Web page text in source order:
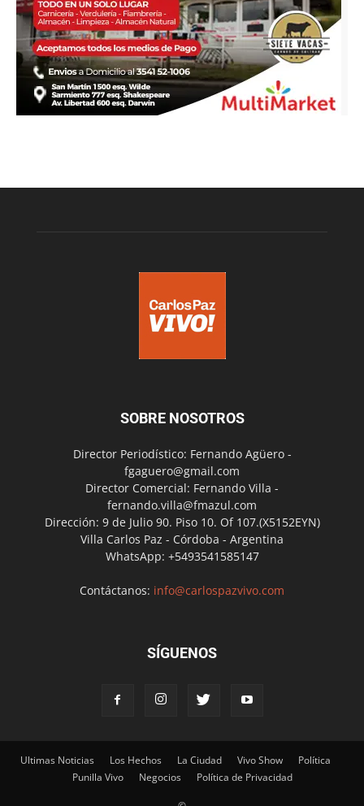
SOBRE NOSOTROS
Director Periodístico: Fernando Agüero -
fgaguero@gmail.com
Director Comercial: Fernando Villa -
fernando.villa@fmazul.com
Dirección: 9 de Julio 90. Piso 10. Of 107.(X5152EYN)
Villa Carlos Paz - Córdoba - Argentina
WhatsApp: +5493541585147
Contáctanos: info@carlospazvivo.com
SÍGUENOS
Ultimas Noticias Los Hechos La Ciudad Vivo Show
Política
Punilla Vivo
Negocios Política de Privacidad